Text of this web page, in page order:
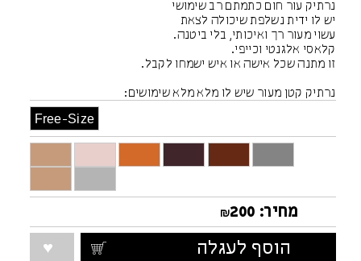
נרתיק עור חום כתמתם רב שימושי
יש לו ידית נשלפת שיכולה לצאת
עשוי מעור רך ואיכותי, בלי ביטנה.
קלאסי אלגנטי וכייפי.
זו מתנה שכל אישה או איש ישמחו לקבל.
נרתיק קטן מעור שיש לו מלא מלא שימושים:
תיק איפור
תיק מסמכים חשובים
Free-Size
מחיר: ₪200
הוסף לעגלה